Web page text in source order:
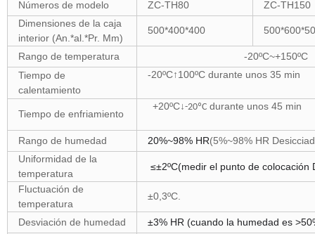
Números de modelo
ZC-TH80
ZC-TH150
Dimensiones de la caja
interior (An.*al.*Pr. Mm)
500*400*400
Rango de temperatura
-
Tiempo de
calentamiento
-20ºC↑100ºC durante unos 35 min
Tiempo de enfriamiento
+20ºC↓-20ºC durante unos 45 min
Rango de humedad 20%~98% HR(5%~98% HR
Uniformidad de la
temperatura
≤±2ºC(medir el punto de
Fluctuación de
temperatura
±0,3ºC.
Desviación de humedad
±3% HR (cuando la humedad es